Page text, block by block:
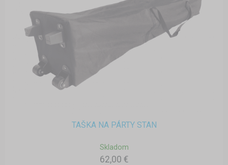
TAŠKA NA PÁRTY STAN
Skladom
62,00 €